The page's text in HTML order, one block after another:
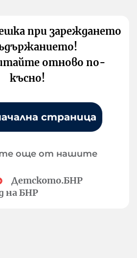
при зареждането
отново по-
късно!
страница
още от нашите
Детското.БНР
на БНР